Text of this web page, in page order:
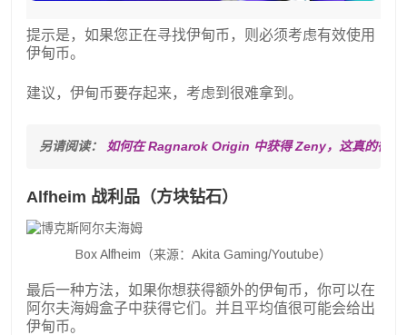
提示是，如果您正在寻找伊甸币，则必须考虑有效使用
伊甸币。
建议，伊甸币要存起来，考虑到很难拿到。
另请阅读： 如何在 Ragnarok Origin 中获得 Zeny，这真的很棒
Alfheim 战利品（方块钻石）
Box Alfheim（来源：Akita Gaming/Youtube）
最后一种方法，如果你想获得额外的伊甸币，你可以在
阿尔夫海姆盒子中获得它们。并且平均值很可能会给出
伊甸币。